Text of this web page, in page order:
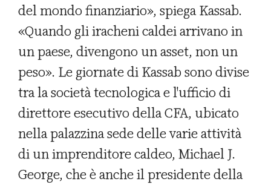
del mondo finanziario», spiega Kassab.
«Quando gli iracheni caldei arrivano in
un paese, divengono un asset, non un
peso». Le giornate di Kassab sono divise
tra la società tecnologica e l'ufficio di
direttore esecutivo della CFA, ubicato
nella palazzina sede delle varie attività
di un imprenditore caldeo, Michael J.
George, che è anche il presidente della